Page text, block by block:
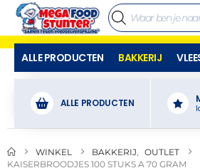
ALLE PRODUCTEN BAKKERIJ
ALLE PRODUCTEN
WINKEL BAKKERIJ
OUTLET
KAISERBROODJES 100 STUKS A 70 GRAM